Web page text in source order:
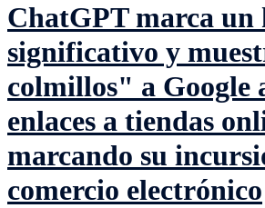
ChatGPT marca un
significativo y
colmillos" a Google
enlaces a tiendas
marcando su
comercio electrónico